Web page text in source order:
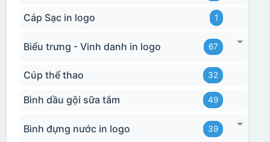
Cáp Sạc in logo 1
Biểu trưng - Vinh danh in logo 67
Cúp thể thao 32
Bình dầu gội sữa tắm 49
Bình đựng nước in logo 39